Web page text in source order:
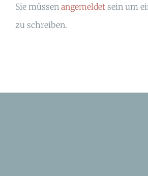
Sie müssen angemeldet sein um
zu schreiben.